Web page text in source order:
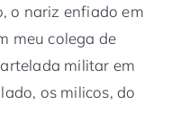
o nariz enfiado em
meu colega de
militar em
os milicos, do